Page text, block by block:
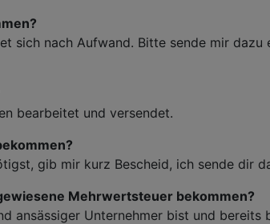
sich nach Aufwand. Bitte sende mir
bearbeitet und versendet.
gib mir kurz Bescheid, ich sende dir
Mehrwertsteuer bekommen?
ansässiger Unternehmer bist und